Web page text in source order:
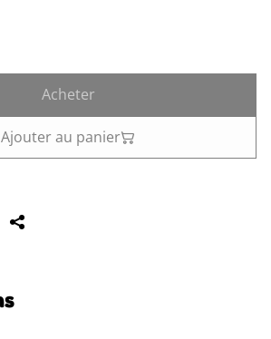
Acheter
Ajouter au panier